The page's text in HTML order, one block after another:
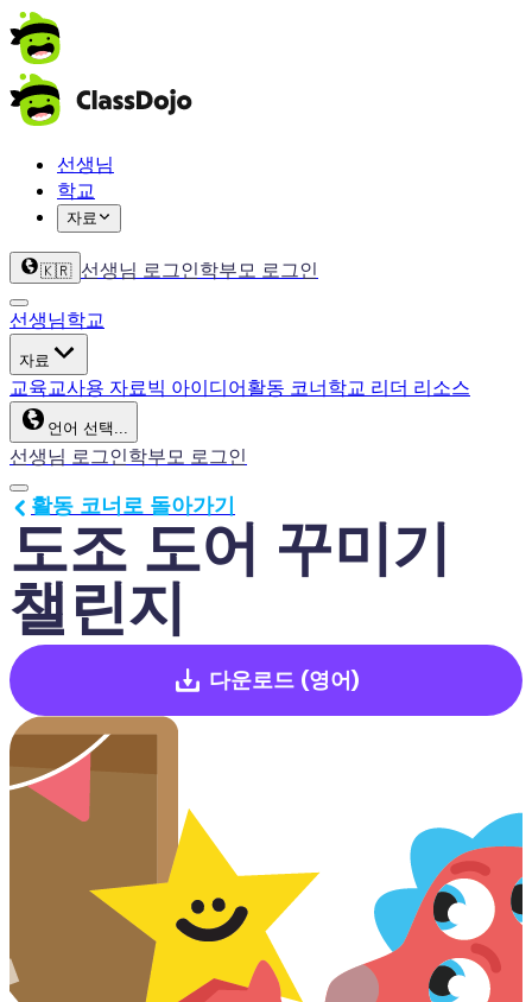
선생님
학교
자료
🇰🇷 선생님 로그인학부모 로그인
선생님학교
자료
교육교사용 자료빅 아이디어활동 코너학교 리더 리소스
언어 선택...
선생님 로그인학부모 로그인
도조 도어 꾸미기
챌린지
활동 코너로 돌아가기
다운로드 (영어)